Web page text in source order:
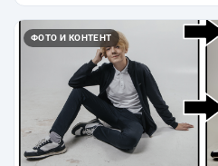
ФОТО И КОНТЕНТ